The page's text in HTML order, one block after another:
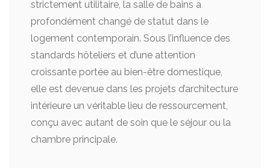
strictement utilitaire, la salle de bains a
profondément changé de statut dans le
logement contemporain. Sous l’influence des
standards hôteliers et d’une attention
croissante portée au bien-être domestique,
elle est devenue dans les projets d’architecture
intérieure un véritable lieu de ressourcement,
conçu avec autant de soin que le séjour ou la
chambre principale.